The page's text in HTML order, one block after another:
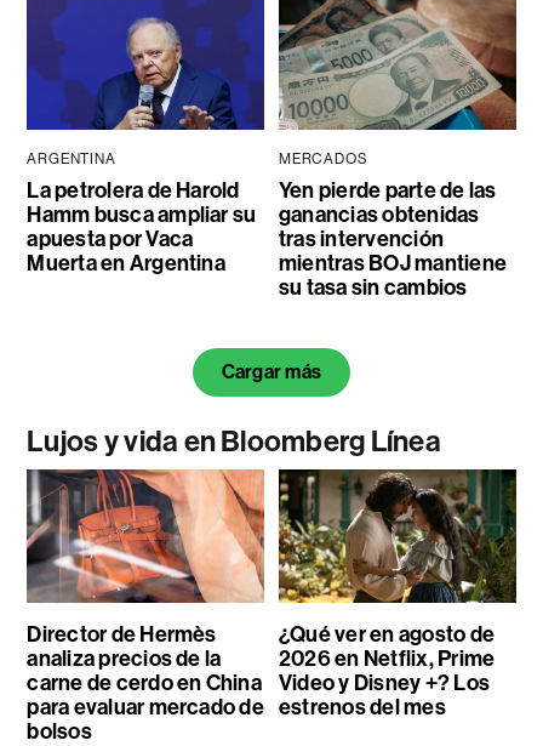
ARGENTINA
La petrolera de Harold
Hamm busca ampliar su
apuesta por Vaca
Muerta en Argentina
MERCADOS
Yen pierde parte de las
ganancias obtenidas
tras intervención
mientras BOJ mantiene
su tasa sin cambios
Cargar más
Lujos y vida en Bloomberg Línea
Director de Hermès
analiza precios de la
carne de cerdo en China
para evaluar mercado de
bolsos
¿Qué ver en agosto de
2026 en Netflix, Prime
Video y Disney +? Los
estrenos del mes